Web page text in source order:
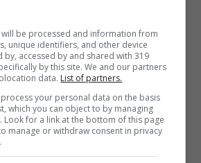
be processed and information from
unique identifiers, and other device
by, accessed by and shared with 319
by this site. We and our partners
data. List of partners.
your personal data on the basis
which you can object to by managing
for a link at the bottom of this page
manage or withdraw consent in privacy